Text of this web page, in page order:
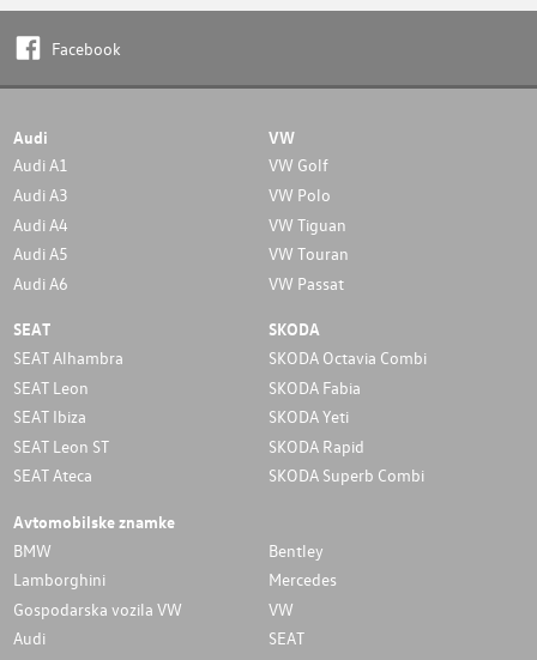
Facebook
Audi
Audi A1
Audi A3
Audi A4
Audi A5
Audi A6
VW
VW Golf
VW Polo
VW Tiguan
VW Touran
VW Passat
SEAT
SEAT Alhambra
SEAT Leon
SEAT Ibiza
SEAT Leon ST
SEAT Ateca
SKODA
SKODA Octavia Combi
SKODA Fabia
SKODA Yeti
SKODA Rapid
SKODA Superb Combi
Avtomobilske znamke
BMW
Bentley
Lamborghini
Mercedes
Gospodarska vozila VW
VW
Audi
SEAT